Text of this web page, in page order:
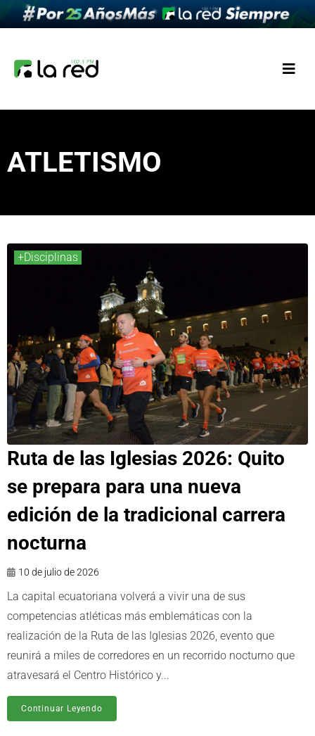
ATLETISMO
+Disciplinas
Ruta de las Iglesias 2026: Quito
se prepara para una nueva
edición de la tradicional carrera
nocturna
10 de julio de 2026
La capital ecuatoriana volverá a vivir una de sus
competencias atléticas más emblemáticas con la
realización de la Ruta de las Iglesias 2026, evento que
reunirá a miles de corredores en un recorrido nocturno que
atravesará el Centro Histórico y...
Continuar Leyendo